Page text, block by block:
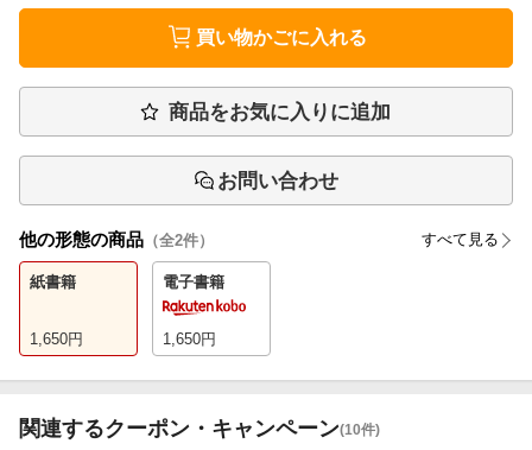
買い物かごに入れる
商品をお気に入りに追加
お問い合わせ
他の形態の商品 （全2件） すべて見る
紙書籍
1,650円
電子書籍
1,650円
関連するクーポン・キャンペーン(10件)